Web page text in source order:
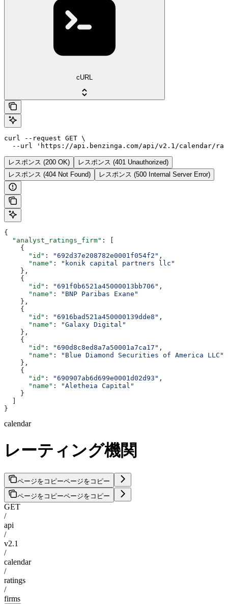
cURL
curl --request GET \
--url 'https://api.benzinga.com/api/v2.1/calendar/
レスポンス (200 OK)
レスポンス (401 Unauthorized)
レスポンス (404 Not Found)
レスポンス (500 Internal Server Error)
{
  "analyst_ratings_firm"
: [
    {
      "id"
: "692d37e208782e0001f054f2" ,
      "name"
:
"konik capital partners llc"
    },
    {
      "id"
: "691f0b6521a45000013bb706" ,
      "name"
:
"BNP Paribas Exane"
    },
    {
      "id"
: "6916bad521a450000139dde8" ,
      "name"
:
"Galaxy Digital"
    },
    {
      "id"
: "690d8c8ed8a7a50001a7ca17" ,
      "name"
:
"Blue Diamond Securities of America LLC"
    },
    {
      "id"
: "690907ab6d699e0001d02d93" ,
      "name"
:
"Aletheia Capital"
    }
}
calendar
レーティング機関
ページをコピーページをコピー
ページをコピーページをコピー
GET
/
api
/
v2.1
/
calendar
/
ratings
/
firms